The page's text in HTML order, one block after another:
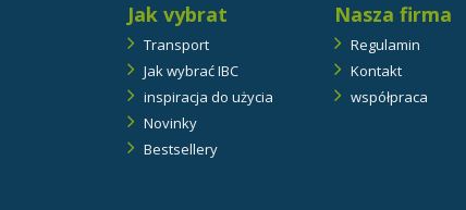
Jak vybrat
Transport
Jak wybrać IBC
inspiracja do użycia
Novinky
Bestsellery
Nasza firma
Regulamin
Kontakt
współpraca